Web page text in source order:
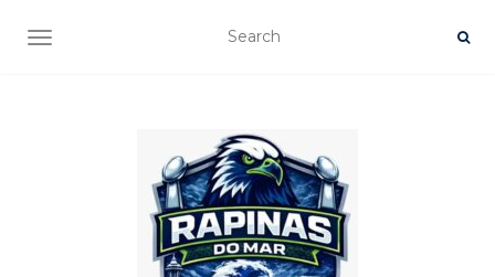
TOGGLE NAVIGATION